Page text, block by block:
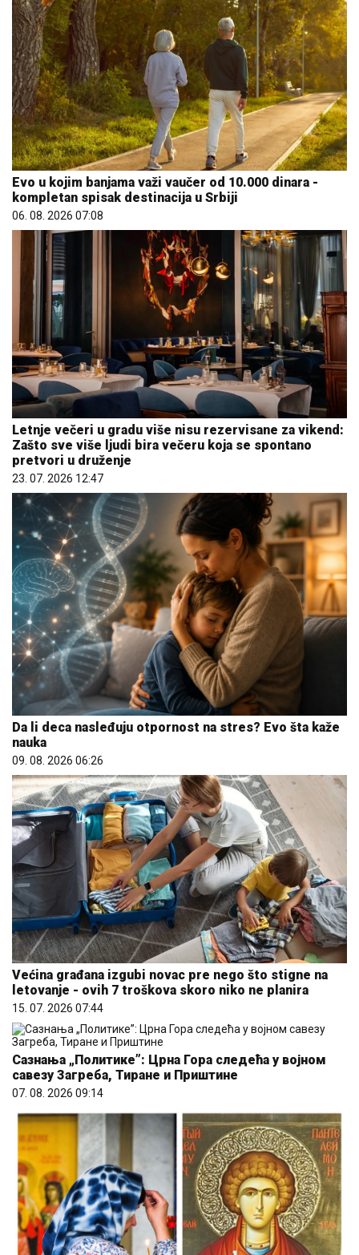
Evo u kojim banjama važi vaučer od 10.000 dinara -
kompletan spisak destinacija u Srbiji
06. 08. 2026 07:08
Letnje večeri u gradu više nisu rezervisane za vikend:
Zašto sve više ljudi bira večeru koja se spontano
pretvori u druženje
23. 07. 2026 12:47
Da li deca nasleđuju otpornost na stres? Evo šta kaže
nauka
09. 08. 2026 06:26
Većina građana izgubi novac pre nego što stigne na
letovanje - ovih 7 troškova skoro niko ne planira
15. 07. 2026 07:44
Сазнања „Политике”: Црна Гора следећа у војном
савезу Загреба, Тиране и Приштине
07. 08. 2026 09:14